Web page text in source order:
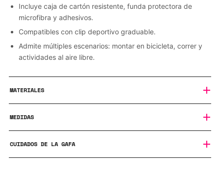
Incluye caja de cartón resistente, funda protectora de
microfibra y adhesivos.
Compatibles con clip deportivo graduable.
Admite múltiples escenarios: montar en bicicleta, correr y
actividades al aire libre.
MATERIALES
REVO, mejora el contraste entre los colores, ofrece un mayor
brillo de los objetos y filtra de forma selectiva la luz.
MEDIDAS
CUIDADOS DE LA GAFA